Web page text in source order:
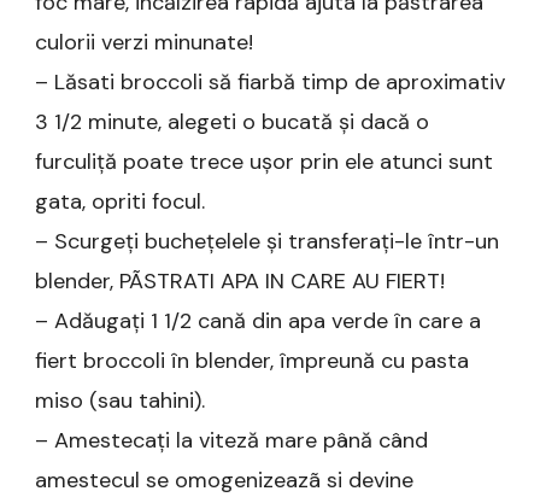
culorii verzi minunate!
– Lăsati broccoli să fiarbă timp de aproximativ
3 1/2 minute, alegeti o bucată și dacă o
furculiță poate trece ușor prin ele atunci sunt
gata, opriti focul.
– Scurgeți buchețelele și transferați-le într-un
blender, PÃSTRATI APA IN CARE AU FIERT!
– Adăugați 1 1/2 cană din apa verde în care a
fiert broccoli în blender, împreună cu pasta
miso (sau tahini).
– Amestecați la viteză mare până când
amestecul se omogenizeazã si devine